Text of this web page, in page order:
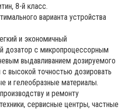
8-й класс.
варианта устройства
и экономичный
дозатор с микропроцессорным
выдавливанием дозируемого
высокой точностью дозировать
и гелеобразные материалы.
и ремонту
сервисные центры, частные